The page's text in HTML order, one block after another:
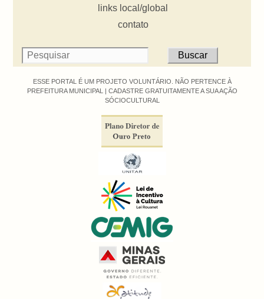
links local/global
contato
ESSE PORTAL É UM PROJETO VOLUNTÁRIO. NÃO PERTENCE À
PREFEITURA MUNICIPAL | CADASTRE GRATUITAMENTE A SUA AÇÃO
SÓCIOCULTURAL